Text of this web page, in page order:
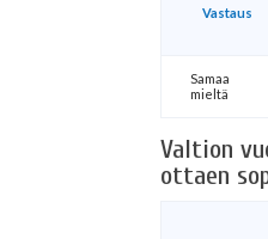
Vastaus
Samaa
mieltä
Valtion
ottaen